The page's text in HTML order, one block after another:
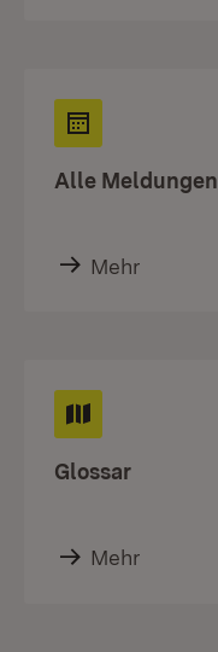
Alle Meldungen
Mehr
Glossar
Mehr